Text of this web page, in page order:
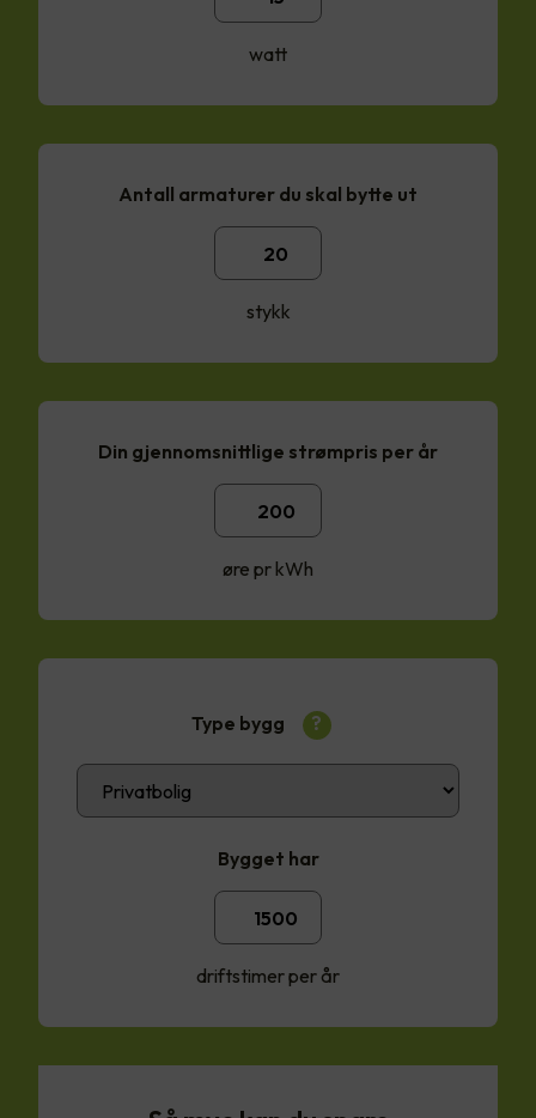
watt
Antall armaturer du skal bytte ut
stykk
Din gjennomsnittlige strømpris per år
øre pr kWh
Type bygg ?
Bygget har
driftstimer per år